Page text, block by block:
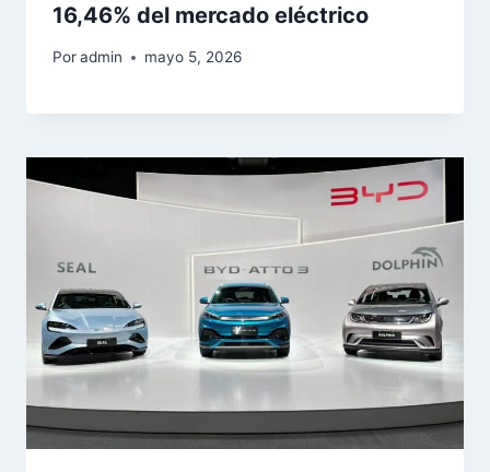
16,46% del mercado eléctrico
Poradmin mayo 5, 2026